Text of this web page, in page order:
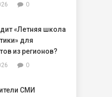
0
«Летняя школа
для
из регионов?
0
СМИ